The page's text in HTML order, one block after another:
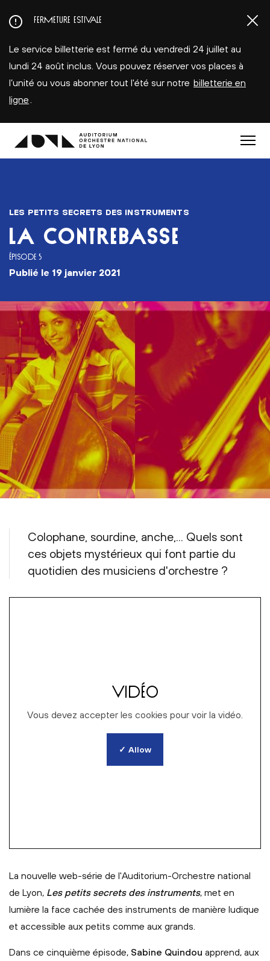
au
principal
FERMETURE ESTIVALE
Le service billetterie est fermé du vendredi 24 juillet au
lundi 24 août inclus. Vous pouvez réserver vos places à
l’unité ou vous abonner tout l'été sur notre billetterie en
ligne
Menu
LES PETITS SECRETS DES INSTRUMENTS
LA CONTREBASSE
ÉPISODE 5
publié le 19 janvier 2021
Colophane, sourdine, anche,... Quels sont
ces objets mystérieux qui font partie du
quotidien des musiciens d'orchestre ?
VIDÉO
Vous devez accepter les cookies pour voir la vidéo.
✓ Allow
La nouvelle web-série de l'Auditorium-Orchestre national
de Lyon, Les petits secrets des instruments, met en
lumière la face cachée des instruments de manière ludique
et accessible aux petits comme aux grands.
Dans ce cinquième épisode, Sabine Quindou apprend, aux